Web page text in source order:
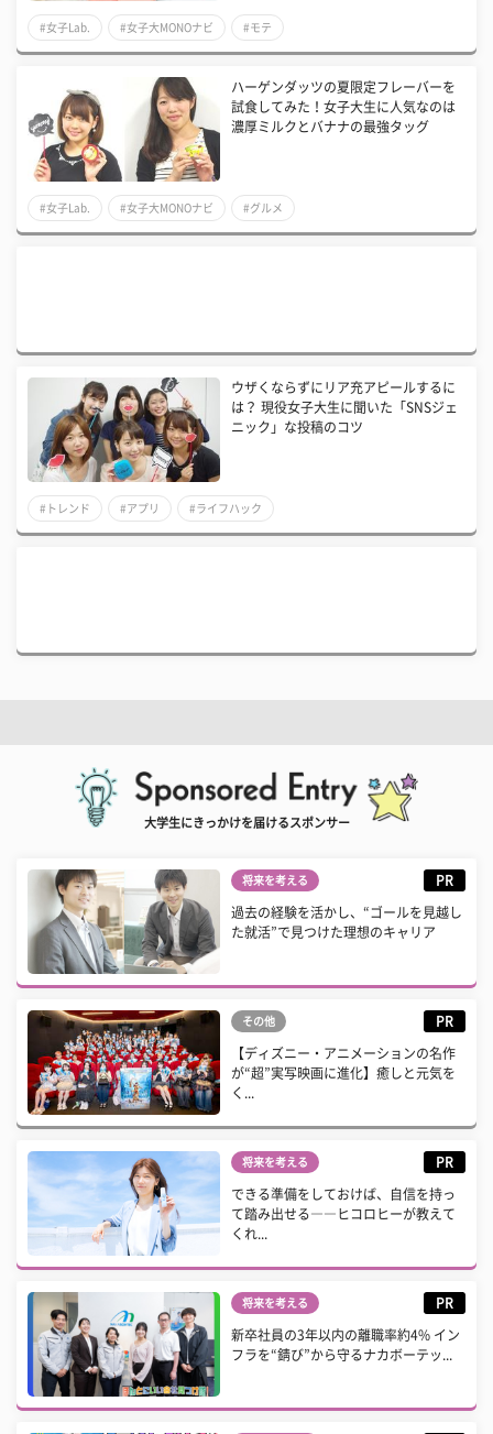
#女子Lab. #女子大MONOナビ #モテ
ハーゲンダッツの夏限定フレーバーを
試食してみた！女子大生に人気なのは
濃厚ミルクとバナナの最強タッグ
#女子Lab. #女子大MONOナビ #グルメ
ウザくならずにリア充アピールするに
は？ 現役女子大生に聞いた「SNSジェ
ニック」な投稿のコツ
#トレンド #アプリ #ライフハック
大学生にきっかけを届けるスポンサー
将来を考える PR
過去の経験を活かし、“ゴールを見越し
た就活”で見つけた理想のキャリア
その他 PR
【ディズニー・アニメーションの名作
が“超”実写映画に進化】癒しと元気を
く...
将来を考える PR
できる準備をしておけば、自信を持っ
て踏み出せる――ヒコロヒーが教えて
くれ...
将来を考える PR
新卒社員の3年以内の離職率約4% イン
フラを“錆び”から守るナカボーテッ...